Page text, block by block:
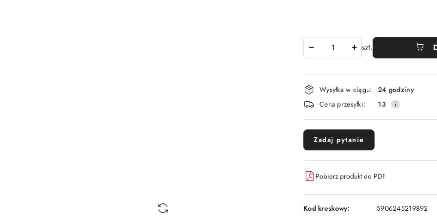
szt.
Dostępność
i
dostawa
Wysyłka w ciągu:
24 godziny
Cena przesyłki:
13
Zadaj pytanie
Pobierz produkt do PDF
Kod kreskowy: 5906245219892